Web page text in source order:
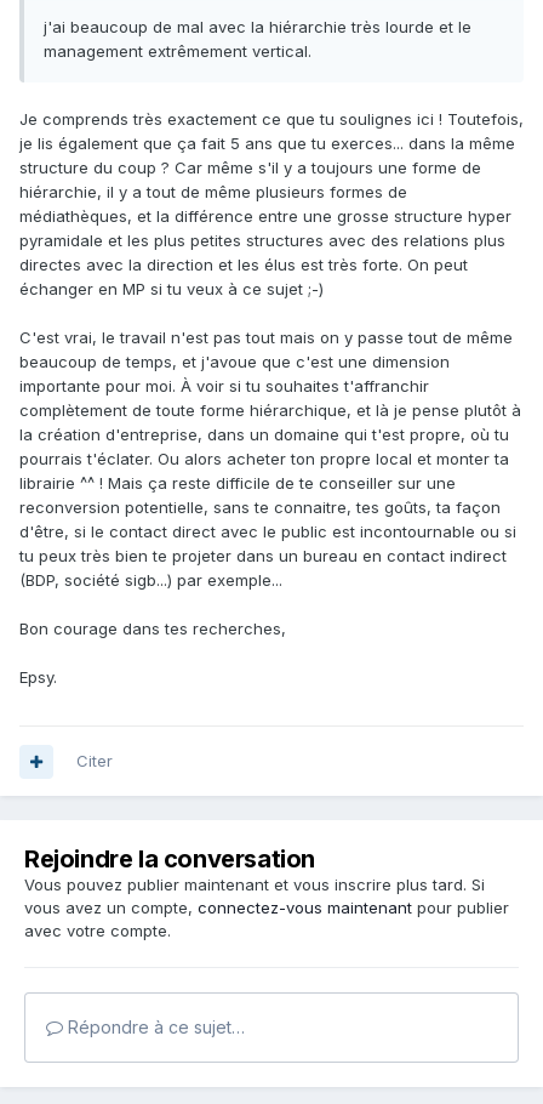
j'ai beaucoup de mal avec la hiérarchie très lourde et le
management extrêmement vertical.
Je comprends très exactement ce que tu soulignes ici ! Toutefois,
je lis également que ça fait 5 ans que tu exerces... dans la même
structure du coup ? Car même s'il y a toujours une forme de
hiérarchie, il y a tout de même plusieurs formes de
médiathèques, et la différence entre une grosse structure hyper
pyramidale et les plus petites structures avec des relations plus
directes avec la direction et les élus est très forte. On peut
échanger en MP si tu veux à ce sujet ;-)
C'est vrai, le travail n'est pas tout mais on y passe tout de même
beaucoup de temps, et j'avoue que c'est une dimension
importante pour moi. À voir si tu souhaites t'affranchir
complètement de toute forme hiérarchique, et là je pense plutôt à
la création d'entreprise, dans un domaine qui t'est propre, où tu
pourrais t'éclater. Ou alors acheter ton propre local et monter ta
librairie ^^ ! Mais ça reste difficile de te conseiller sur une
reconversion potentielle, sans te connaitre, tes goûts, ta façon
d'être, si le contact direct avec le public est incontournable ou si
tu peux très bien te projeter dans un bureau en contact indirect
(BDP, société sigb...) par exemple...
Bon courage dans tes recherches,
Epsy.
Citer
Rejoindre la conversation
Vous pouvez publier maintenant et vous inscrire plus tard. Si
vous avez un compte, connectez-vous maintenant pour publier
avec votre compte.
Répondre à ce sujet…